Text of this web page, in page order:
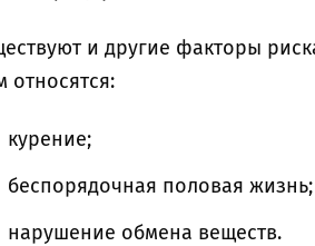
и другие факторы
относятся:
курение;
беспорядочная половая жизнь;
нарушение обмена веществ.